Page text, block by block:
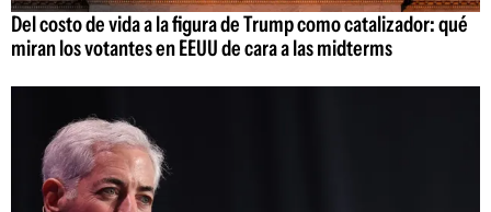
Del costo de vida a la figura de Trump como catalizador: qué
miran los votantes en EEUU de cara a las midterms